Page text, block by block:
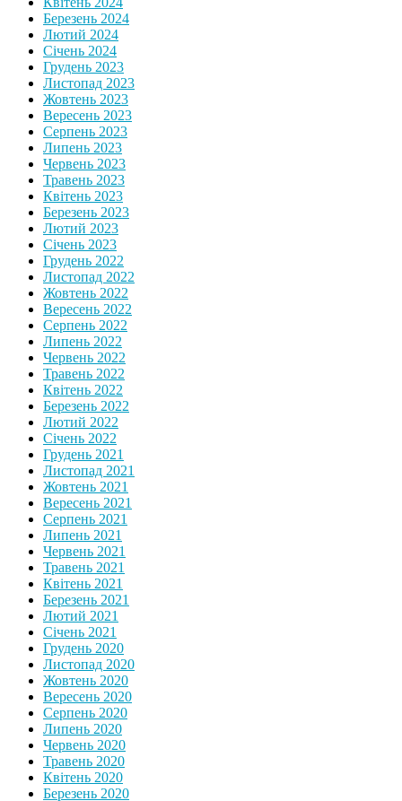
Березень 2024
Лютий 2024
Січень 2024
Грудень 2023
Листопад 2023
Жовтень 2023
Вересень 2023
Серпень 2023
Липень 2023
Червень 2023
Травень 2023
Квітень 2023
Березень 2023
Лютий 2023
Січень 2023
Грудень 2022
Листопад 2022
Жовтень 2022
Вересень 2022
Серпень 2022
Липень 2022
Червень 2022
Травень 2022
Квітень 2022
Березень 2022
Лютий 2022
Січень 2022
Грудень 2021
Листопад 2021
Жовтень 2021
Вересень 2021
Серпень 2021
Липень 2021
Червень 2021
Травень 2021
Квітень 2021
Березень 2021
Лютий 2021
Січень 2021
Грудень 2020
Листопад 2020
Жовтень 2020
Вересень 2020
Серпень 2020
Липень 2020
Червень 2020
Травень 2020
Квітень 2020
Березень 2020